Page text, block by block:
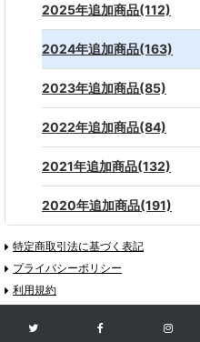
2025年追加商品(112)
2024年追加商品(163)
2023年追加商品(85)
2022年追加商品(84)
2021年追加商品(132)
2020年追加商品(191)
特定商取引法に基づく表記
プライバシーポリシー
利用規約